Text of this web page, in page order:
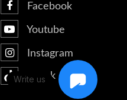
Facebook
Youtube
Instagram
Tiktok
Write us